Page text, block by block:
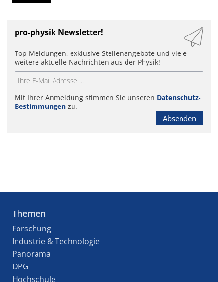
pro-physik Newsletter!
Top Meldungen, exklusive Stellenangebote und viele
weitere aktuelle Nachrichten aus der Physik!
Mit Ihrer Anmeldung stimmen Sie unseren Datenschutz-
Bestimmungen zu.
Absenden
Themen
Forschung
Industrie & Technologie
Panorama
DPG
Hochschule